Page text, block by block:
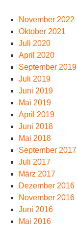
November 2022
Oktober 2021
Juli 2020
April 2020
September 2019
Juli 2019
Juni 2019
Mai 2019
April 2019
Juni 2018
Mai 2018
September 2017
Juli 2017
März 2017
Dezember 2016
November 2016
Juni 2016
Mai 2016